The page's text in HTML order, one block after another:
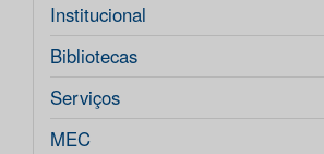
Institucional
Bibliotecas
Serviços
MEC